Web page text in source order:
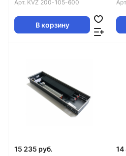
Арт. KVZ 200-105-600
В корзину
15 235 руб. 14